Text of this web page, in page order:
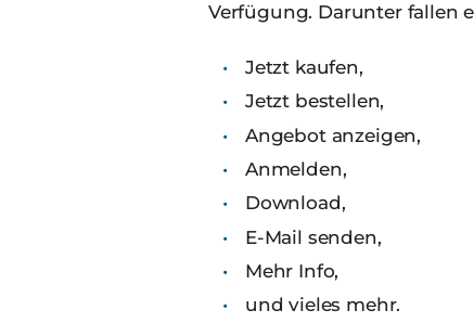
Verfügung. Darunter fallen
Jetzt kaufen,
Jetzt bestellen,
Angebot anzeigen,
Anmelden,
Download,
E-Mail senden,
Mehr Info,
und vieles mehr.